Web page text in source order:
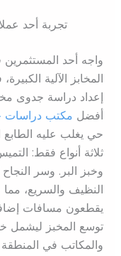
تجربة أحد
واجه أحد
المخابز الآلية
إعداد دراسة جدوى
أفضل مكتب دراسات
حي يغلب عليه الطابع
ثلاثة أنواع فقط:
وخبز البر. وسر
النظيف والسريع،
يقطعون مسافات
توسع المخبز ليشمل
والمكاتب في المنطقة